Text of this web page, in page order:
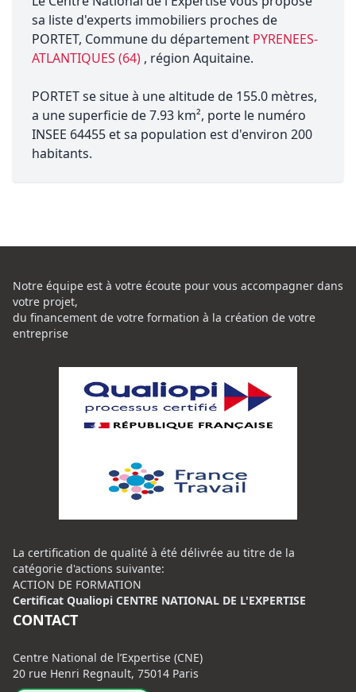
sa liste d'experts immobiliers proches de
PORTET, Commune du département PYRENEES-
ATLANTIQUES (64) , région Aquitaine.
PORTET se situe à une altitude de 155.0 mètres,
a une superficie de 7.93 km², porte le numéro
INSEE 64455 et sa population est d'environ 200
habitants.
Notre équipe est à votre écoute pour vous accompagner dans
votre projet,
du financement de votre formation à la création de votre
entreprise
La certification de qualité à été délivrée au titre de la
catégorie d'actions suivante:
ACTION DE FORMATION
Certificat Qualiopi CENTRE NATIONAL DE L'EXPERTISE
CONTACT
Centre National de l’Expertise (CNE)
20 rue Henri Regnault, 75014 Paris